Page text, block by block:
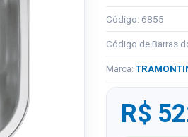
Código: 6855
Código de Barras
Marca:
R$